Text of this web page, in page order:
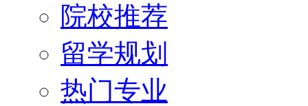
院校推荐
留学规划
热门专业